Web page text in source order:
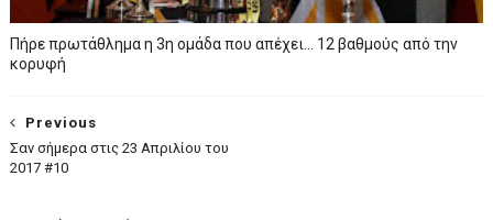
Πήρε πρωτάθλημα η 3η ομάδα που απέχει… 12 βαθμούς από την
κορυφή
Previous
Σαν σήμερα στις 23 Απριλίου του
2017 #10